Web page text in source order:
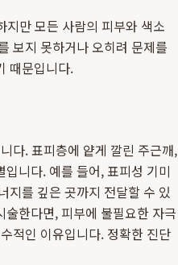
만 모든 사람의 피부와 색소
보지 못하거나 오히려 문제를
때문입니다.
다. 표피층에 얕게 깔린 주근깨,
니다. 예를 들어, 표피성 기미
지를 깊은 곳까지 전달할 수 있
한다면, 피부에 불필요한 자극
적인 이유입니다. 정확한 진단